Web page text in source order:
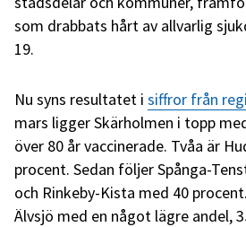
som drabbats hårt av allvarlig
19.
Nu syns resultatet i siffror från
mars ligger Skärholmen i topp
över 80 år vaccinerade. Tvåa är
procent. Sedan följer Spånga-
och Rinkeby-Kista med 40
Älvsjö med en något lägre andel,